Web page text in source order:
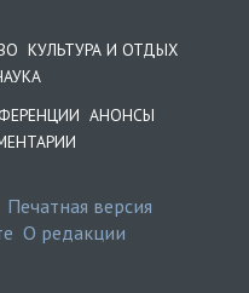
КУЛЬТУРА И ОТДЫХ
АНОНСЫ
Печатная версия
О редакции